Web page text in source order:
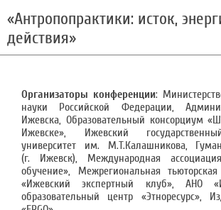
«Антропопрактики: исток,
действия»
Организаторы конференции:
науки Российской Федерации,
Ижевска, Образовательный консорциум
Ижевске», Ижевский
университет им. М.Т.Калашникова,
(г. Ижевск), Международная
обучение», Межрегиональная
«Ижевский экспертный клуб», АНО
образовательный центр «Этноресурс»,